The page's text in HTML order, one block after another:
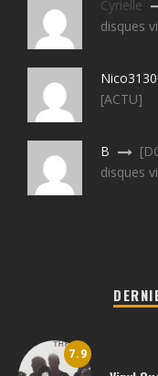
Cyrielle
disques
[ACTU]
B
disques
7.9